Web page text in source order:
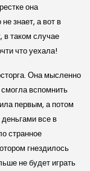
она
знает, а вот в
в таком случае
что уехала!
Она мысленно
вспомнить
первым, а потом
все в
странное
гнездилось
не будет играть